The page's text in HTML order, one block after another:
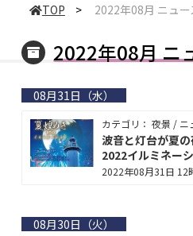
TOP > 2022年08月 ニュ
2022年08月 ニ
08月31日（水）
カテゴリ： 夜景 / ニ
波音と灯台が夏
2022イルミネー
2022年08月31日 12
08月30日（火）